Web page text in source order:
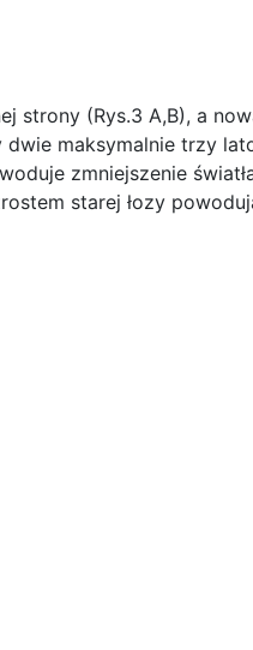
strony (Rys.3 A,B), a
maksymalnie trzy
zmniejszenie
starej łozy